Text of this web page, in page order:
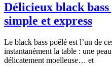
Délicieux black
simple et express
Le black bass poêlé est l’un de
instantanément la table : une
délicatement moelleuse… et